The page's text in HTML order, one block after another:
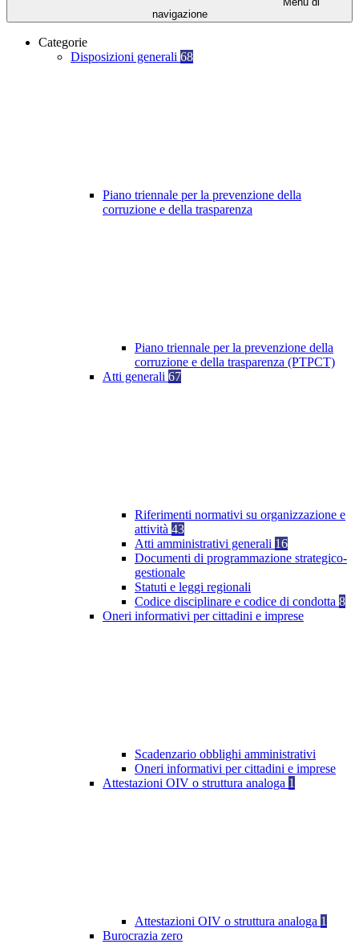
navigazione
Categorie
Disposizioni generali 68
Piano triennale per la prevenzione della
corruzione e della trasparenza
Piano triennale per la prevenzione della
corruzione e della trasparenza (PTPCT)
Atti generali 67
Riferimenti normativi su organizzazione e
attività 43
Atti amministrativi generali 16
Documenti di programmazione strategico-
gestionale
Statuti e leggi regionali
Codice disciplinare e codice di condotta 8
Oneri informativi per cittadini e imprese
Scadenzario obblighi amministrativi
Oneri informativi per cittadini e imprese
Attestazioni OIV o struttura analoga 1
Attestazioni OIV o struttura analoga 1
Burocrazia zero